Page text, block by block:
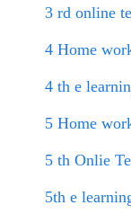
3 rd online
4 Home
4 th e
5 Home
5 th Onlie
5th e